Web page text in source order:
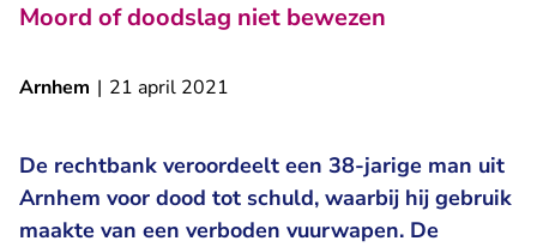
Moord of doodslag niet bewezen
Arnhem | 21 april 2021
De rechtbank veroordeelt een 38-jarige man uit
Arnhem voor dood tot schuld, waarbij hij gebruik
maakte van een verboden vuurwapen. De